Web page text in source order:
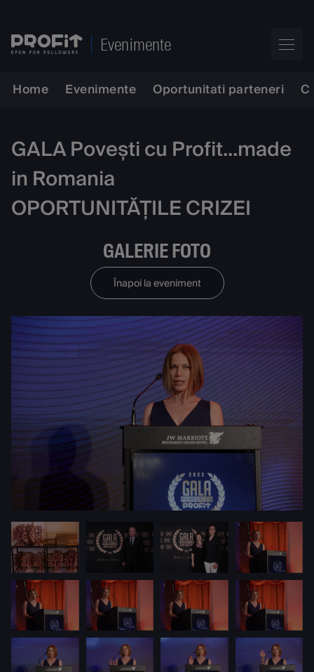
Evenimente
Home Evenimente Oportunitati parteneri
GALA Povești cu Profit...made
in Romania
OPORTUNITĂȚILE CRIZEI
GALERIE FOTO
Înapoi la eveniment